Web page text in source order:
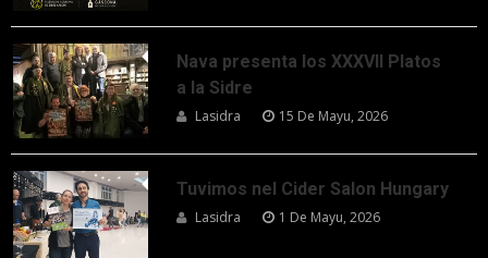
Nava presenta los XXXVII Platos
a la Sidre
Lasidra 15 De Mayu, 2026
Tuvimos nel Cider Salon Hungary
Lasidra 1 De Mayu, 2026